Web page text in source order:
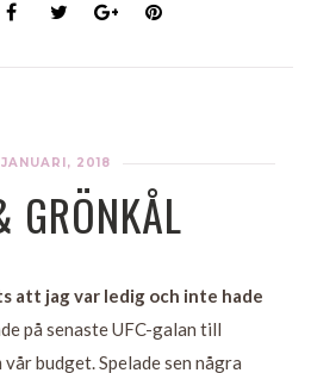
2018
GRÖNKÅL
att jag var ledig och inte hade
på senaste UFC-galan till
budget. Spelade sen några